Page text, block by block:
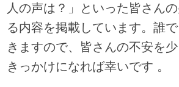
人の声は？」といった皆さん
る内容を掲載しています。誰
きますので、皆さんの不安を
きっかけになれば幸いです 。